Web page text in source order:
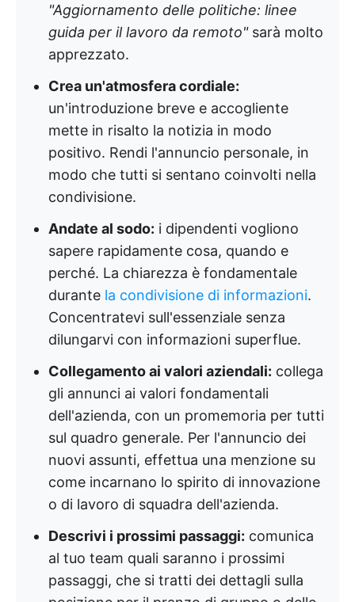
"Aggiornamento delle politiche: linee
guida per il lavoro da remoto"sarà molto
apprezzato.
Crea un'atmosfera cordiale:
un'introduzione breve e accogliente
mette in risalto la notizia in modo
positivo. Rendi l'annuncio personale, in
modo che tutti si sentano coinvolti nella
condivisione.
Andate al sodo: i dipendenti vogliono
sapere rapidamente cosa, quando e
perché. La chiarezza è fondamentale
durante la condivisione di informazioni.
Concentratevi sull'essenziale senza
dilungarvi con informazioni superflue.
Collegamento ai valori aziendali: collega
gli annunci ai valori fondamentali
dell'azienda, con un promemoria per tutti
sul quadro generale. Per l'annuncio dei
nuovi assunti, effettua una menzione su
come incarnano lo spirito di innovazione
o di lavoro di squadra dell'azienda.
Descrivi i prossimi passaggi: comunica
al tuo team quali saranno i prossimi
passaggi, che si tratti dei dettagli sulla